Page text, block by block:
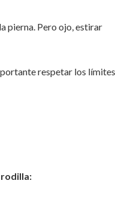
pierna. Pero ojo, estirar
respetar los límites
rodilla: